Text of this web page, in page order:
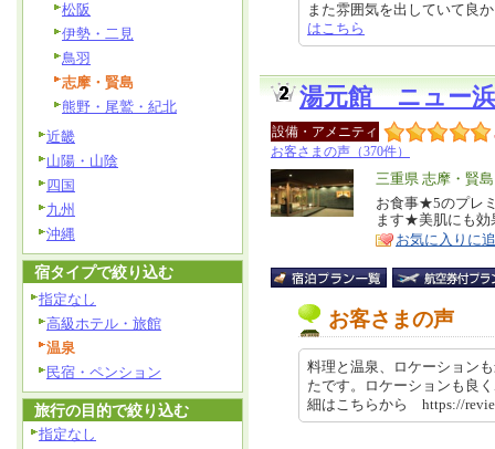
また雰囲気を出していて良
はこちら
湯元館 ニュー
設備・アメニティ
お客さまの声（370件）
エ
リ
ア
三重県 志摩・賢島
特
徴
お食事★5のプレ
ます★美肌にも
お気に入りに
お客さまの声
料理と温泉、ロケーション
たです。ロケーションも良
細はこちらから https://
松阪
伊勢・二見
鳥羽
志摩・賢島
熊野・尾鷲・紀北
近畿
山陽・山陰
四国
九州
沖縄
宿タイプで絞り込む
指定なし
高級ホテル・旅館
温泉
民宿・ペンション
旅行の目的で絞り込む
指定なし